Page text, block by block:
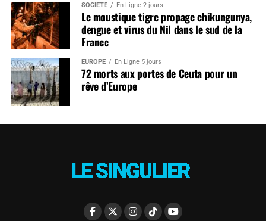
SOCIÉTÉ En Ligne 2 jours
Le moustique tigre propage chikungunya,
dengue et virus du Nil dans le sud de la
France
EUROPE En Ligne 5 jours
72 morts aux portes de Ceuta pour un
rêve d’Europe